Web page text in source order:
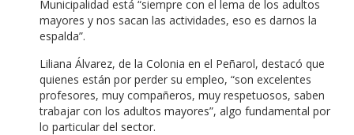
Municipalidad está “siempre con el lema de los adultos
mayores y nos sacan las actividades, eso es darnos la
espalda”.
Liliana Álvarez, de la Colonia en el Peñarol, destacó que
quienes están por perder su empleo, “son excelentes
profesores, muy compañeros, muy respetuosos, saben
trabajar con los adultos mayores”, algo fundamental por
lo particular del sector.